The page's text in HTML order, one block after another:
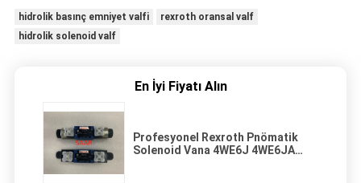
hidrolik basınç emniyet valfi
rexroth oransal valf
hidrolik solenoid valf
En İyi Fiyatı Alın
Profesyonel Rexroth Pnömatik
Solenoid Vana 4WE6J 4WE6JA